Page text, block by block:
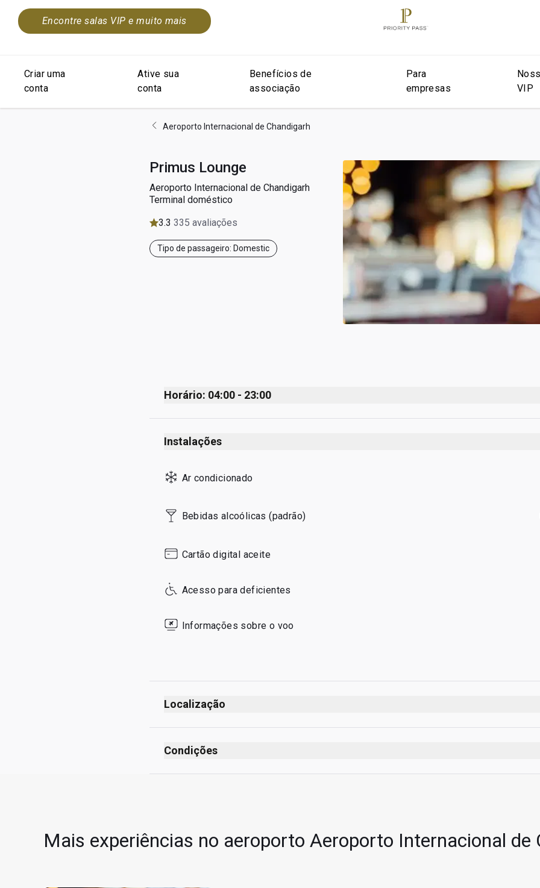
Encontre salas VIP e muito mais
Criar uma
conta
Ative sua
conta
Benefícios de
associação
Para
empresas
VIP
Aeroporto Internacional de Chandigarh
Primus Lounge
Aeroporto Internacional de Chandigarh
Terminal doméstico
3.3 335 avaliações
Tipo de passageiro: Domestic
Horário: 04:00 - 23:00
Monday
Tuesday
Thursday
Friday
Sunday
Instalações
Ar condicionado
Bebidas alcoólicas (padrão)
Cartão digital aceite
Acesso para deficientes
Informações sobre o voo
Localização
Condições
Mais experiências no aeroporto Aeroporto Internacional de